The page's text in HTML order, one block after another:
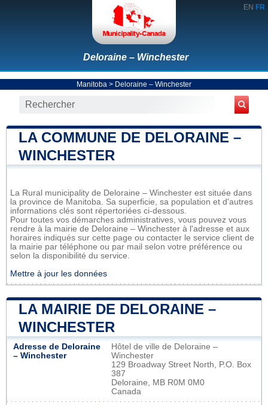
EN FR
Deloraine – Winchester
Manitoba > Deloraine – Winchester
LA COMMUNE DE DELORAINE –
WINCHESTER
La Rural municipality de Deloraine – Winchester est située dans
la province de Manitoba. Sa superficie, sa population et d'autres
informations clés sont répertoriées ci-dessous.
Pour toutes vos démarches administratives, vous pouvez vous
rendre à la mairie de Deloraine – Winchester à l'adresse et aux
horaires indiqués sur cette page ou contacter le service client de
la mairie par téléphone ou par mail selon votre préférence ou
selon la disponibilité du service.
Mettre à jour les données
LA MAIRIE DE DELORAINE –
WINCHESTER
Adresse de Deloraine
– Winchester
Hôtel de ville de Deloraine –
Winchester
129 Broadway Street North, P.O. Box
387
Deloraine, MB R0M 0M0
Canada